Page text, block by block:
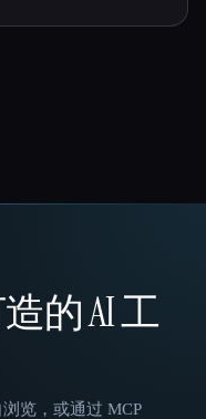
的 AI 工
览，或通过 MCP